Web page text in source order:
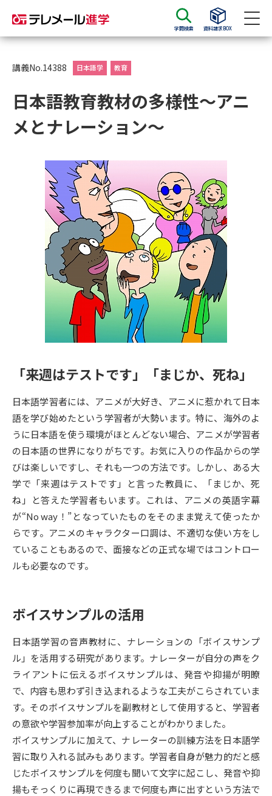
学問検索 資料請求BOX
資料請求
大学・短大の資料種類から請求
総合型選抜・学校推薦型選抜 募
集要項＆願書
大学入学共通テスト利用選抜の
募集要項＆願書
過去問題集
大学・短大以外の資料から請求
専門学校の資料請求 大学院の資料請求
留学・進学関連、塾・予備校
大学入学共通テスト「受験案
内」の請求
大学入学共通テスト「受験上の
配慮案内」の請求
高等学校卒業程度認定試験
幼稚園教員資格認定試験 小学校教員資格認定試験
高等学校（情報）教員資格認定
試験
大学研究 大学検索
大学で学べる内容や特徴を調べる
新増設大学・学部・学科特集
国際・グローバルに強い大学特
データサイエンス特集
（高3生用）
（高2生用）
SELFBRAND特集ページ
オープンキャンパスなどを調べる
オープンキャンパス検索 実施プログラムから探す
来場型・Web型イベント特集 夢ナビライブ
講義No.14388 日本語学 教育
日本語教育教材の多様性～アニ
メとナレーション～
「来週はテストです」「まじか、死ね」
日本語学習者には、アニメが大好き、アニメに惹かれて日本
語を学び始めたという学習者が大勢います。特に、海外のよ
うに日本語を使う環境がほとんどない場合、アニメが学習者
の日本語の世界になりがちです。お気に入りの作品からの学
びは楽しいですし、それも一つの方法です。しかし、ある大
学で「来週はテストです」と言った教員に、「まじか、死
ね」と答えた学習者もいます。これは、アニメの英語字幕
が“No way！”となっていたものをそのまま覚えて使ったか
らです。アニメのキャラクター口調は、不適切な使い方をし
ていることもあるので、面接などの正式な場ではコントロー
ルも必要なのです。
ボイスサンプルの活用
日本語学習の音声教材に、ナレーションの「ボイスサンプ
ル」を活用する研究があります。ナレーターが自分の声をク
ライアントに伝えるボイスサンプルは、発音や抑揚が明瞭
で、内容も思わず引き込まれるような工夫がこらされていま
す。そのボイスサンプルを副教材として使用すると、学習者
の意欲や学習参加率が向上することがわかりました。
ボイスサンプルに加えて、ナレーターの訓練方法を日本語学
習に取り入れる試みもあります。学習者自身が魅力的だと感
じたボイスサンプルを何度も聞いて文字に起こし、発音や抑
揚もそっくりに再現できるまで何度も声に出すという方法で